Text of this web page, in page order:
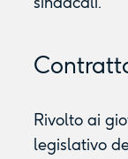
Rivolto ai
legislativo